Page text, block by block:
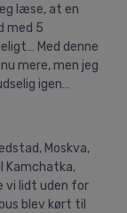
læse, at en
med 5
Med denne
mere, men jeg
igen…
Moskva,
Kamchatka,
vi lidt uden for
blev kørt til